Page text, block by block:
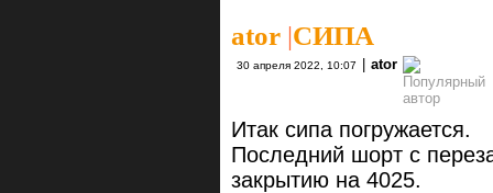
ator |СИПА
30 апреля 2022, 10:07 ator
Итак сипа погружается.
Последний шорт с
закрытию на 4025.